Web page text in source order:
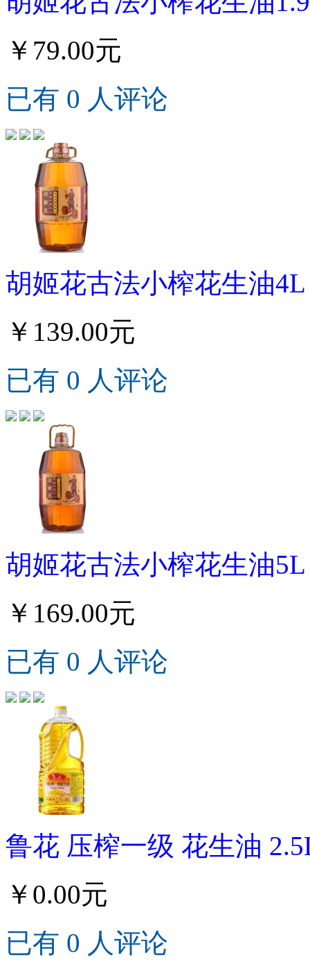
￥79.00元
已有 0 人评论
胡姬花古法小榨花生油4L
￥139.00元
已有 0 人评论
胡姬花古法小榨花生油5L
￥169.00元
已有 0 人评论
鲁花 压榨一级 花生油
￥0.00元
已有 0 人评论